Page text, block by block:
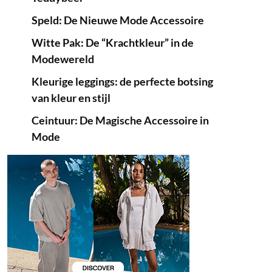
Speld: De Nieuwe Mode Accessoire
Witte Pak: De “Krachtkleur” in de
Modewereld
Kleurige leggings: de perfecte botsing
van kleur en stijl
Ceintuur: De Magische Accessoire in
Mode